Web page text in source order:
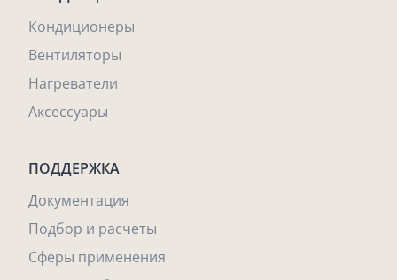
Кондиционеры
Вентиляторы
Нагреватели
Аксессуары
ПОДДЕРЖКА
Документация
Подбор и расчеты
Сферы применения